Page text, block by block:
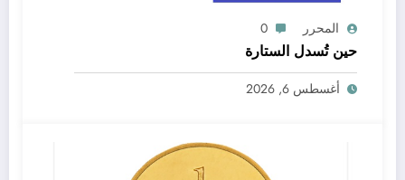
المحرر 0
حين تُسدل الستارة
أغسطس 6, 2026